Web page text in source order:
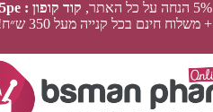
5% הנחה על כל האתר,
קוד קופון : cl5pe
+ משלוח חינם בכל קנייה מעל 350 ש״ח!